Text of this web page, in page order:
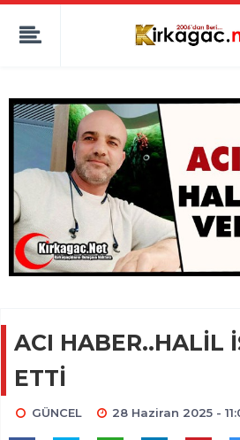
ACI HABER..HALİL
ETTİ
GÜNCEL 28 Haziran 2025 -